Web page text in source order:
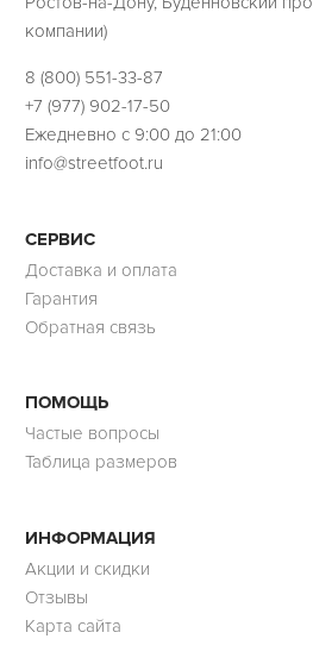
компании)
8 (800) 551-33-87
+7 (977) 902-17-50
Ежедневно с 9:00 до 21:00
info@streetfoot.ru
СЕРВИС
Доставка и оплата
Гарантия
Обратная связь
ПОМОЩЬ
Частые вопросы
Таблица размеров
ИНФОРМАЦИЯ
Акции и скидки
Отзывы
Карта сайта